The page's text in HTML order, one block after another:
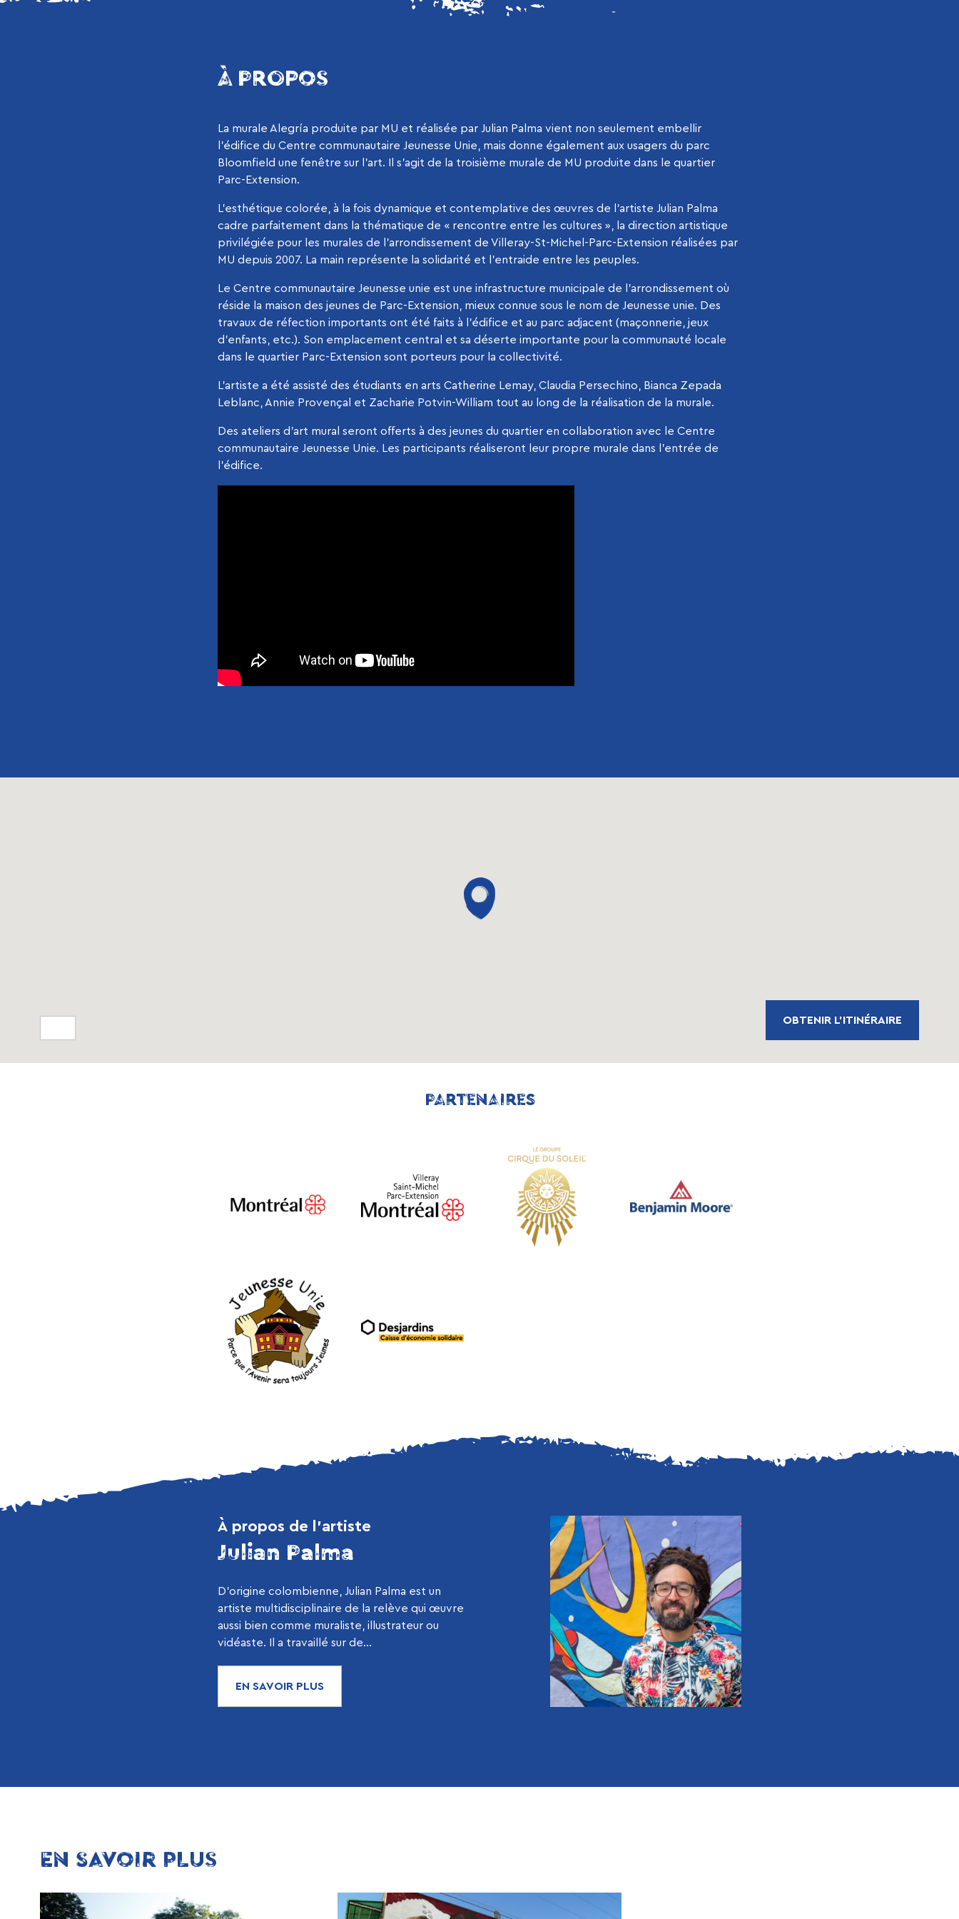
À PROPOS
La murale Alegría produite par MU et réalisée par Julian Palma vient non seulement embellir
l’édifice du Centre communautaire Jeunesse Unie, mais donne également aux usagers du parc
Bloomfield une fenêtre sur l’art. Il s’agit de la troisième murale de MU produite dans le quartier
Parc-Extension.
L’esthétique colorée, à la fois dynamique et contemplative des œuvres de l’artiste Julian Palma
cadre parfaitement dans la thématique de « rencontre entre les cultures », la direction artistique
privilégiée pour les murales de l’arrondissement de Villeray-St-Michel-Parc-Extension réalisées par
MU depuis 2007. La main représente la solidarité et l’entraide entre les peuples.
Le Centre communautaire Jeunesse unie est une infrastructure municipale de l’arrondissement où
réside la maison des jeunes de Parc-Extension, mieux connue sous le nom de Jeunesse unie. Des
travaux de réfection importants ont été faits à l’édifice et au parc adjacent (maçonnerie, jeux
d’enfants, etc.). Son emplacement central et sa déserte importante pour la communauté locale
dans le quartier Parc-Extension sont porteurs pour la collectivité.
L’artiste a été assisté des étudiants en arts Catherine Lemay, Claudia Persechino, Bianca Zepada
Leblanc, Annie Provençal et Zacharie Potvin-William tout au long de la réalisation de la murale.
Des ateliers d’art mural seront offerts à des jeunes du quartier en collaboration avec le Centre
communautaire Jeunesse Unie. Les participants réaliseront leur propre murale dans l’entrée de
l’édifice.
OBTENIR L'ITINÉRAIRE
PARTENAIRES
À propos de l’artiste
Julian Palma
D’origine colombienne, Julian Palma est un
artiste multidisciplinaire de la relève qui œuvre
aussi bien comme muraliste, illustrateur ou
vidéaste. Il a travaillé sur de...
EN SAVOIR PLUS
EN SAVOIR PLUS